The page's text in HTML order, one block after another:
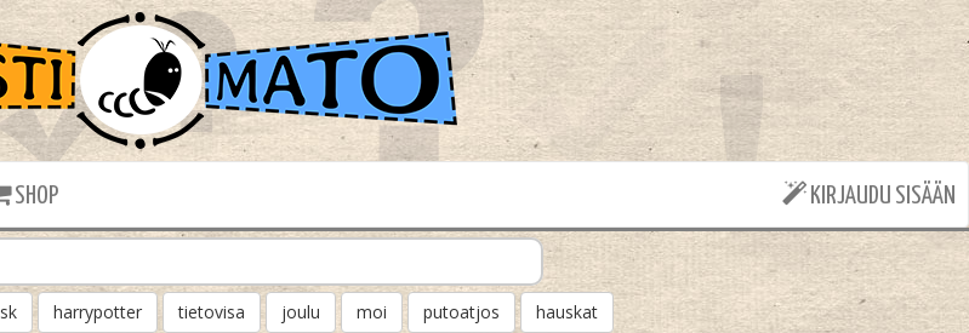
SHOP KIRJAUDU SISÄÄN
sk harrypotter tietovisa joulu moi putoatjos hauskat